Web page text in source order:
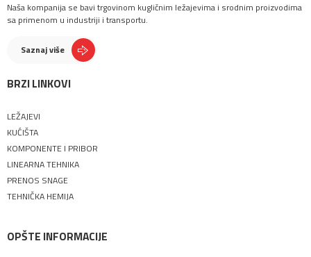
Naša kompanija se bavi trgovinom kugličnim ležajevima i srodnim proizvodima
sa primenom u industriji i transportu.
Saznaj više
BRZI LINKOVI
LEŽAJEVI
KUĆIŠTA
KOMPONENTE I PRIBOR
LINEARNA TEHNIKA
PRENOS SNAGE
TEHNIČKA HEMIJA
OPŠTE INFORMACIJE